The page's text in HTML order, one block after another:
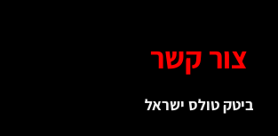
צור קשר
ביטק טולס ישראל